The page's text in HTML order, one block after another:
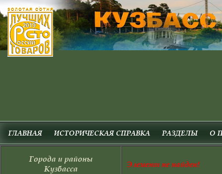
ГЛАВНАЯ ИСТОРИЧЕСКАЯ СПРАВКА РАЗДЕЛЫ О
Города и районы
Кузбасса
Элемент не найден!